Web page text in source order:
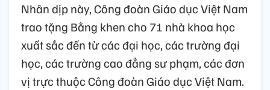
Nhân dịp này, Công đoàn Giáo dục Việt Nam
trao tặng Bằng khen cho 71 nhà khoa học
xuất sắc đến từ các đại học, các trường đại
học, các trường cao đẳng sư phạm, các đơn
vị trực thuộc Công đoàn Giáo dục Việt Nam.